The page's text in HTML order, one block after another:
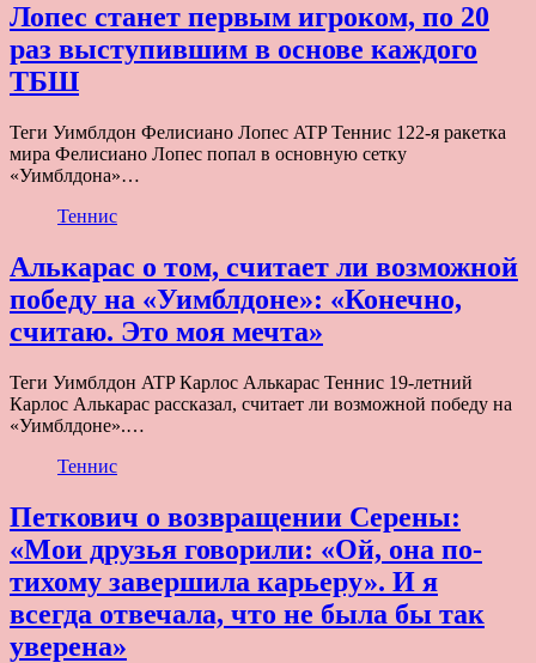
Лопес станет первым игроком, по 20
раз выступившим в основе каждого
ТБШ
Теги Уимблдон Фелисиано Лопес ATP Теннис 122-я ракетка
мира Фелисиано Лопес попал в основную сетку
«Уимблдона»…
Теннис
Алькарас о том, считает ли возможной
победу на «Уимблдоне»: «Конечно,
считаю. Это моя мечта»
Теги Уимблдон ATP Карлос Алькарас Теннис 19-летний
Карлос Алькарас рассказал, считает ли возможной победу на
«Уимблдоне».…
Теннис
Петкович о возвращении Серены:
«Мои друзья говорили: «Ой, она по-
тихому завершила карьеру». И я
всегда отвечала, что не была бы так
уверена»